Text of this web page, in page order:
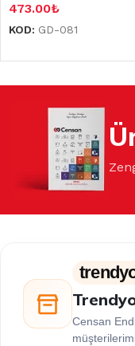
473.00₺
KOD: GD-081
Censan